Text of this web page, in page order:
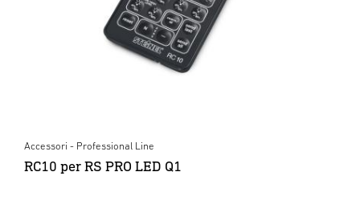
Accessori - Professional Line
RC10 per RS PRO LED Q1